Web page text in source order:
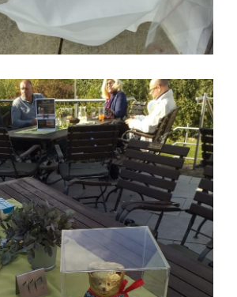
Lindt Shop Heidelberg am